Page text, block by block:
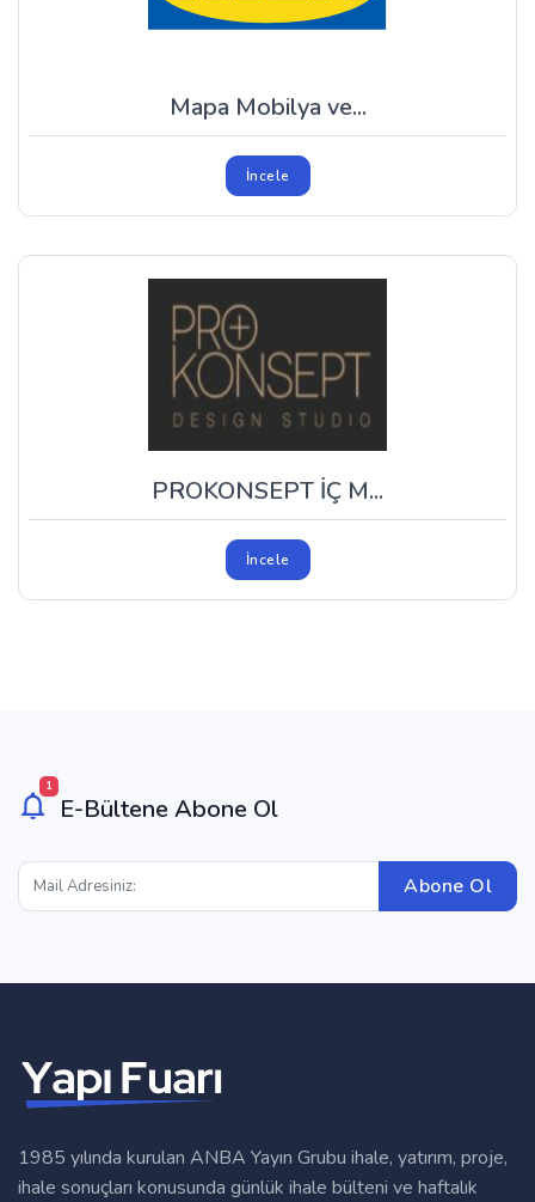
Mapa Mobilya ve...
İncele
PROKONSEPT İÇ M...
İncele
1
E-Bültene Abone Ol
Abone Ol
1985 yılında kurulan ANBA Yayın Grubu ihale, yatırım, proje,
ihale sonuçları konusunda günlük ihale bülteni ve haftalık